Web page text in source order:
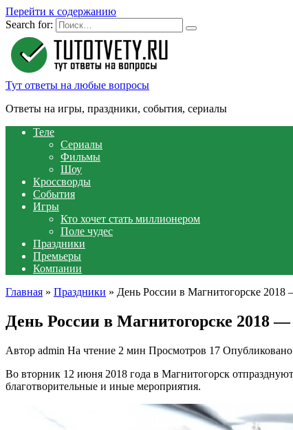
Перейти к содержанию
Search for:
Тут ответы на любые вопросы
Ответы на игры, праздники, события, сериалы
Теле
Сериалы
Фильмы
Шоу
Кроссворды
События
Игры
Кто хочет стать миллионером
Поле чудес
Праздники
Премьеры
Компании
Главная » Праздники » День России в Магнитогорске
День России в Магнитогорске 2018
Автор admin На чтение 2 мин Просмотров 17 Опубликовано
Во вторник 12 июня 2018 года в Магнитогорск
благотворительные и иные мероприятия.